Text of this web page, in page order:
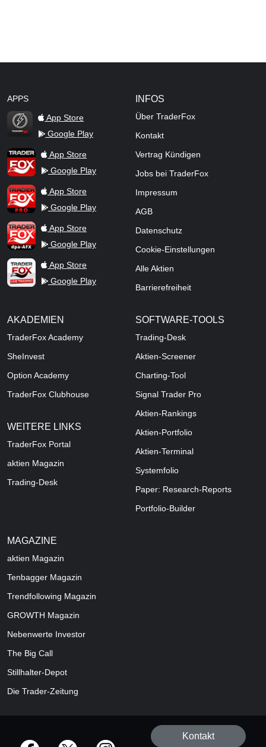
APPS
TraderFox Flash
App Store
Google Play
TraderFox AppApp Store
Google Play
TraderFox ProApp Store
Google Play
TraderFox dpa-AFX ProFeed
App Store
Google Play
TraderFox Live Trading
App Store
Google Play
INFOS
Über TraderFox
Kontakt
Vertrag Kündigen
Jobs bei TraderFox
Impressum
AGB
Datenschutz
Cookie-Einstellungen
Alle Aktien
Barrierefreiheit
AKADEMIEN
TraderFox Academy
SheInvest
Option Academy
TraderFox Clubhouse
WEITERE LINKS
TraderFox Portal
aktien Magazin
Trading-Desk
SOFTWARE-TOOLS
Trading-Desk
Aktien-Screener
Charting-Tool
Signal Trader Pro
Aktien-Rankings
Aktien-Portfolio
Aktien-Terminal
Systemfolio
Paper: Research-Reports
Portfolio-Builder
MAGAZINE
aktien Magazin
Tenbagger Magazin
Trendfollowing Magazin
GROWTH Magazin
Nebenwerte Investor
The Big Call
Stillhalter-Depot
Die Trader-Zeitung
offizielle Social Media-Accounts
Kontakt